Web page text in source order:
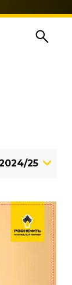
25